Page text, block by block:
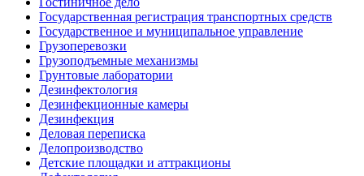
Государственная регистрация транспортных средств
Государственное и муниципальное управление
Грузоперевозки
Грузоподъемные механизмы
Грунтовые лаборатории
Дезинфектология
Дезинфекционные камеры
Дезинфекция
Деловая переписка
Делопроизводство
Детские площадки и аттракционы